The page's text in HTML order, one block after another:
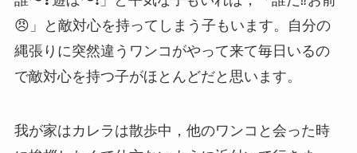
😠」と敵対心を持ってしまう子もいます。自分の
縄張りに突然違うワンコがやって来て毎日いるの
で敵対心を持つ子がほとんどだと思います。
我が家はカレラは散歩中，他のワンコと会った時